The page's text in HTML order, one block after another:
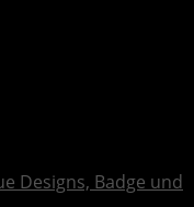
Designs, Badge und